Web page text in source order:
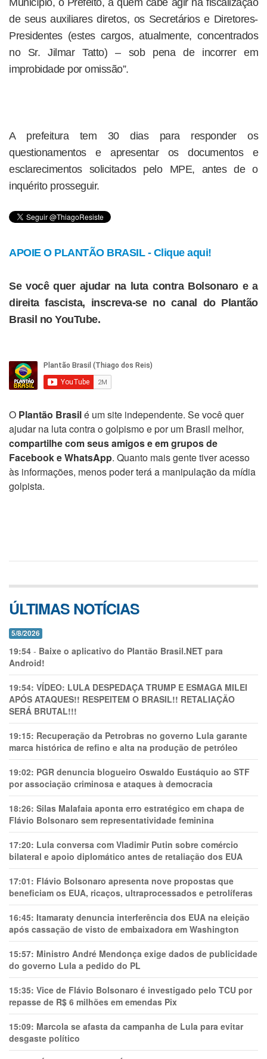
Município, o Prefeito, a quem cabe agir na fiscalização
de seus auxiliares diretos, os Secretários e Diretores-
Presidentes (estes cargos, atualmente, concentrados
no Sr. Jilmar Tatto) – sob pena de incorrer em
improbidade por omissão”.
A prefeitura tem 30 dias para responder os
questionamentos e apresentar os documentos e
esclarecimentos solicitados pelo MPE, antes de o
inquérito prosseguir.
APOIE O PLANTÃO BRASIL - Clique aqui!
Se você quer ajudar na luta contra Bolsonaro e a
direita fascista, inscreva-se no canal do Plantão
Brasil no YouTube.
O Plantão Brasilé um site independente. Se você quer
ajudar na luta contra o golpismo e por um Brasil melhor,
compartilhe com seus amigos e em grupos de
Facebook e WhatsApp. Quanto mais gente tiver acesso
às informações, menos poder terá a manipulação da mídia
golpista.
ÚLTIMAS NOTÍCIAS
5/8/2026
19:54 - Baixe o aplicativo do Plantão Brasil.NET para
Android!
19:54: VÍDEO: LULA DESPEDAÇA TRUMP E ESMAGA MILEI
APÓS ATAQUES!! RESPEITEM O BRASIL!! RETALIAÇÃO
SERÁ BRUTAL!!!
19:15: Recuperação da Petrobras no governo Lula garante
marca histórica de refino e alta na produção de petróleo
19:02: PGR denuncia blogueiro Oswaldo Eustáquio ao STF
por associação criminosa e ataques à democracia
18:26: Silas Malafaia aponta erro estratégico em chapa de
Flávio Bolsonaro sem representatividade feminina
17:20: Lula conversa com Vladimir Putin sobre comércio
bilateral e apoio diplomático antes de retaliação dos EUA
17:01: Flávio Bolsonaro apresenta nove propostas que
beneficiam os EUA, ricaços, ultraprocessados e petrolíferas
16:45: Itamaraty denuncia interferência dos EUA na eleição
após cassação de visto de embaixadora em Washington
15:57: Ministro André Mendonça exige dados de publicidade
do governo Lula a pedido do PL
15:35: Vice de Flávio Bolsonaro é investigado pelo TCU por
repasse de R$ 6 milhões em emendas Pix
15:09: Marcola se afasta da campanha de Lula para evitar
desgaste político